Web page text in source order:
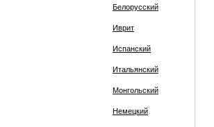
Белорусский
Иврит
Испанский
Итальянский
Монгольский
Немецкий